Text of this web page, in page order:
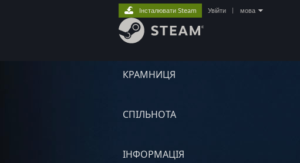
КРАМНИЦЯ
СПІЛЬНОТА
ІНФОРМАЦІЯ
Інсталювати Steam Увійти мова